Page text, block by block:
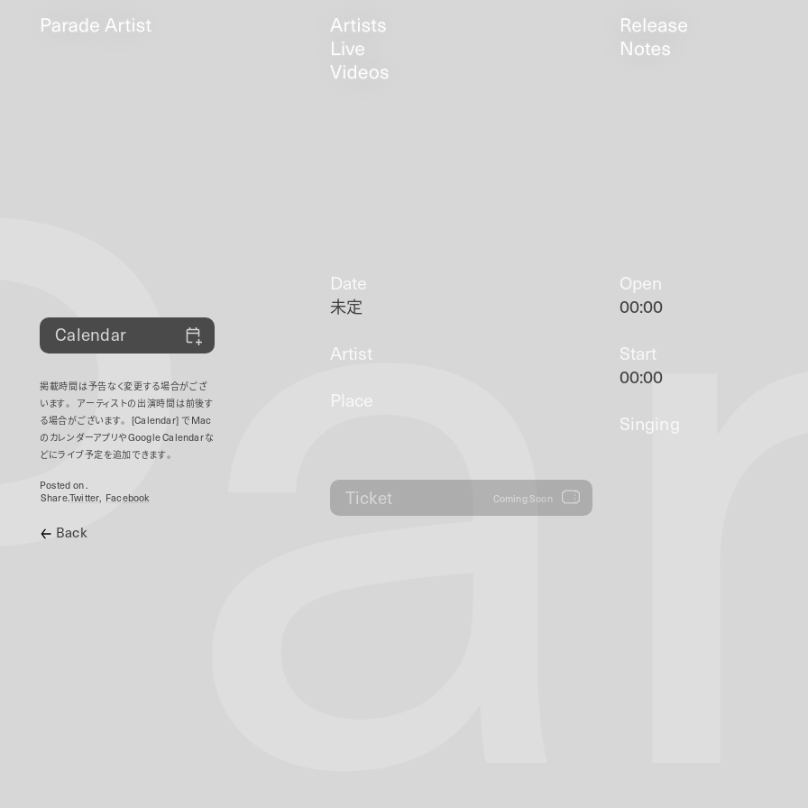
Calendar
掲載時間は予告なく変更する場合がござ
います。 アーティストの出演時間は前後す
る場合がございます。 [Calendar] で Mac
のカレンダーアプリやGoogle Calendarな
どにライブ予定を追加できます。
Posted on .
Share.Twitter Facebook
Back
Date
未定
Artist
Place
Open
00:00
Start
00:00
Singing
Ticket Coming Soon